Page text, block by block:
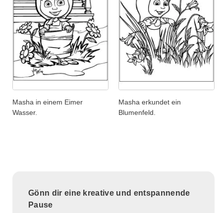
Masha in einem Eimer
Wasser.
Masha erkundet ein
Blumenfeld.
Gönn dir eine kreative und entspannende
Pause